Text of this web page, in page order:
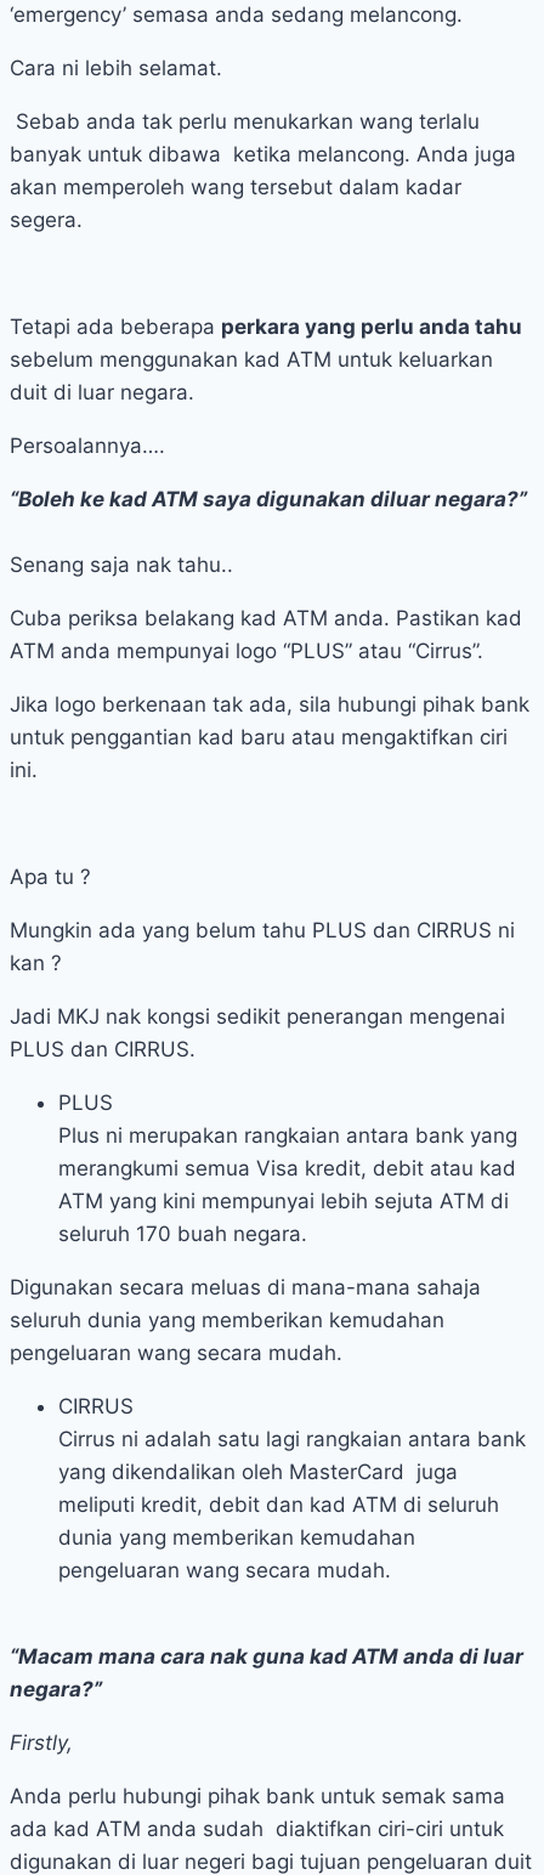
‘emergency’ semasa anda sedang melancong.
Cara ni lebih selamat.
Sebab anda tak perlu menukarkan wang terlalu
banyak untuk dibawa ketika melancong. Anda juga
akan memperoleh wang tersebut dalam kadar
segera.
Tetapi ada beberapa perkara yang perlu anda tahu
sebelum menggunakan kad ATM untuk keluarkan
duit di luar negara.
Persoalannya….
“Boleh ke kad ATM saya digunakan diluar negara?”
Senang saja nak tahu..
Cuba periksa belakang kad ATM anda. Pastikan kad
ATM anda mempunyai logo “PLUS” atau “Cirrus”.
Jika logo berkenaan tak ada, sila hubungi pihak bank
untuk penggantian kad baru atau mengaktifkan ciri
ini.
Apa tu ?
Mungkin ada yang belum tahu PLUS dan CIRRUS ni
kan ?
Jadi MKJ nak kongsi sedikit penerangan mengenai
PLUS dan CIRRUS.
PLUS
Plus ni merupakan rangkaian antara bank yang
merangkumi semua Visa kredit, debit atau kad
ATM yang kini mempunyai lebih sejuta ATM di
seluruh 170 buah negara.
Digunakan secara meluas di mana-mana sahaja
seluruh dunia yang memberikan kemudahan
pengeluaran wang secara mudah.
CIRRUS
Cirrus ni adalah satu lagi rangkaian antara bank
yang dikendalikan oleh MasterCard juga
meliputi kredit, debit dan kad ATM di seluruh
dunia yang memberikan kemudahan
pengeluaran wang secara mudah.
“Macam mana cara nak guna kad ATM anda di luar
negara?”
Firstly,
Anda perlu hubungi pihak bank untuk semak sama
ada kad ATM anda sudah diaktifkan ciri-ciri untuk
digunakan di luar negeri bagi tujuan pengeluaran duit